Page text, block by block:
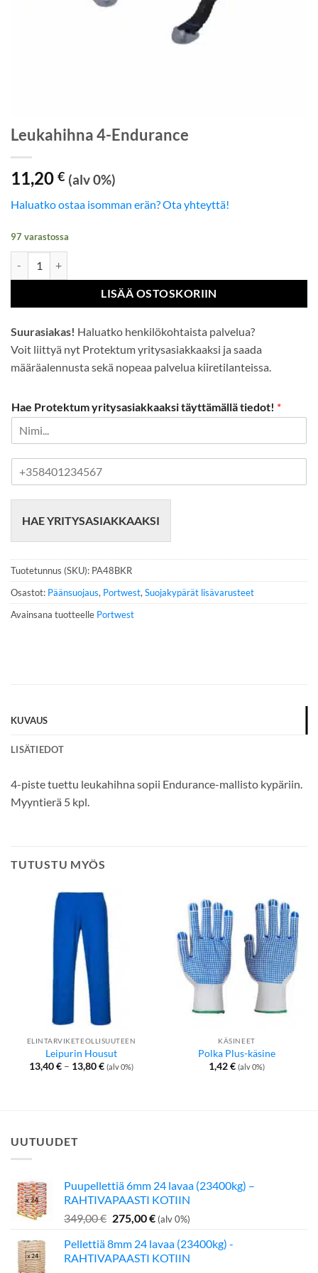
Leukahihna 4-Endurance
11,20 € (alv 0%)
Haluatko ostaa isomman erän? Ota yhteyttä!
97 varastossa
LISÄÄ OSTOSKORIIN
Suurasiakas! Haluatko henkilökohtaista palvelua?
Voit liittyä nyt Protektum yritysasiakkaaksi ja saada
määräalennusta sekä nopeaa palvelua kiiretilanteissa.
Hae Protektum yritysasiakkaaksi täyttämällä tiedot! *
n
u
m
e
r
HAE YRITYSASIAKKAAKSI
Tuotetunnus (SKU): PA48BKR
Osastot: Päänsuojaus, Portwest, Suojakypärät lisävarusteet
Avainsana tuotteelle Portwest
KUVAUS
LISÄTIEDOT
4-piste tuettu leukahihna sopii Endurance-mallisto kypäriin.
Myyntierä 5 kpl.
TUTUSTU MYÖS
ELINTARVIKETEOLLISUUTEEN
Leipurin Housut
13,40€ – 13,80€Hintaluokka:
13,40 €
(alv 0%)
KÄSINEET
Polka Plus-käsine
1,42€ (alv 0%)
UUTUUDET
Puupellettiä 6mm 24 lavaa (23400kg) –
RAHTIVAPAASTI KOTIIN
349,00€ Alkuperäinen
oli:
349,00 €.
275,00€Nykyinen
on:
275,00 €.
(alv 0%)
Pellettiä 8mm 24 lavaa (23400kg) -
RAHTIVAPAASTI KOTIIN